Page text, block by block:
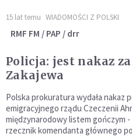
15 lat temu WIADOMOŚCI Z POLSKI
RMF FM / PAP / drr
Policja: jest nakaz
Zakajewa
Polska prokuratura wydała nakaz
emigracyjnego rządu Czeczenii
międzynarodowy listem gończym
rzecznik komendanta głównego